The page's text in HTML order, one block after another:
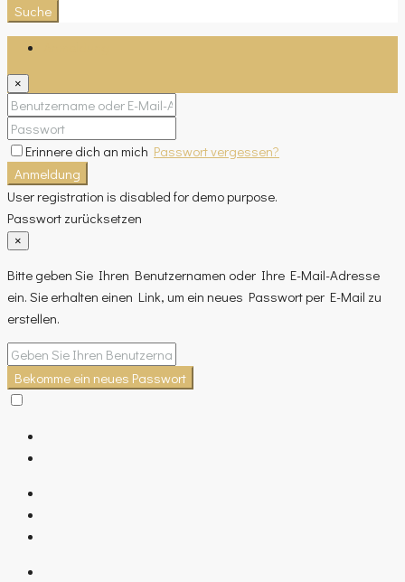
Suche
×
Erinnere dich an mich Passwort vergessen?
Anmeldung
User registration is disabled for demo purpose.
Passwort zurücksetzen
×
Bitte geben Sie Ihren Benutzernamen oder Ihre E-Mail-Adresse
ein. Sie erhalten einen Link, um ein neues Passwort per E-Mail zu
erstellen.
Bekomme ein neues Passwort